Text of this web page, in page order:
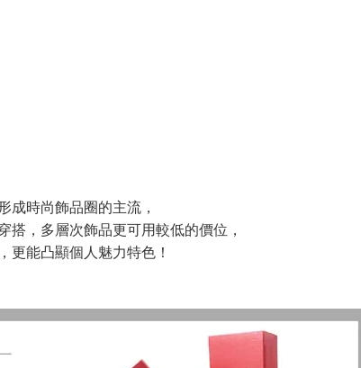
成時尚飾品圈的主流，
搭，多層次飾品更可用較低的價位，
更能凸顯個人魅力特色！